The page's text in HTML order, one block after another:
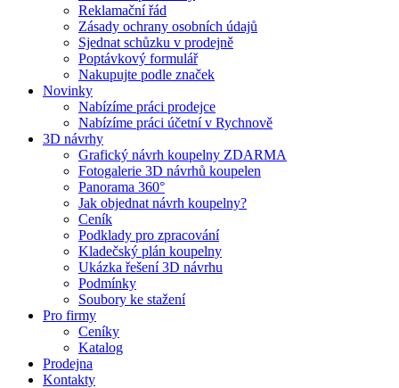
Reklamační řád
Zásady ochrany osobních údajů
Sjednat schůzku v prodejně
Poptávkový formulář
Nakupujte podle značek
Novinky
Nabízíme práci prodejce
Nabízíme práci účetní v Rychnově
3D návrhy
Grafický návrh koupelny ZDARMA
Fotogalerie 3D návrhů koupelen
Panorama 360°
Jak objednat návrh koupelny?
Ceník
Podklady pro zpracování
Kladečský plán koupelny
Ukázka řešení 3D návrhu
Podmínky
Soubory ke stažení
Pro firmy
Ceníky
Katalog
Prodejna
Kontakty